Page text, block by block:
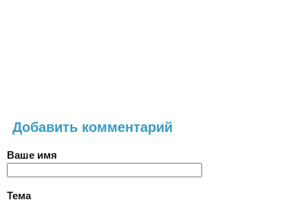
Добавить комментарий
Ваше имя
Тема